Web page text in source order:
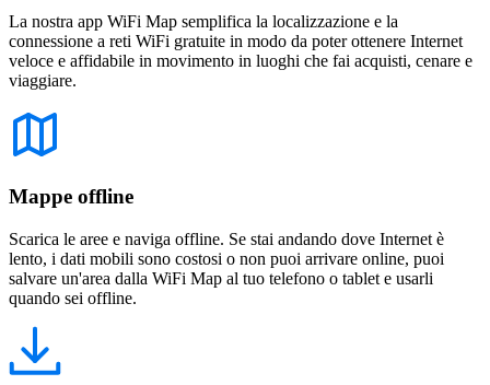
La nostra app WiFi Map semplifica la localizzazione e la
connessione a reti WiFi gratuite in modo da poter ottenere Internet
veloce e affidabile in movimento in luoghi che fai acquisti, cenare e
viaggiare.
Mappe offline
Scarica le aree e naviga offline. Se stai andando dove Internet è
lento, i dati mobili sono costosi o non puoi arrivare online, puoi
salvare un'area dalla WiFi Map al tuo telefono o tablet e usarli
quando sei offline.